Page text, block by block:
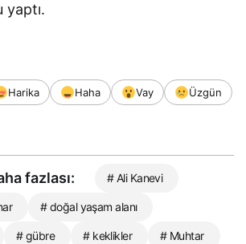
yaptı.
Harika Haha Vay
Üzgün
fazlası: # Ali Kanevi
# doğal yaşam alanı
# gübre # keklikler # Muhtar